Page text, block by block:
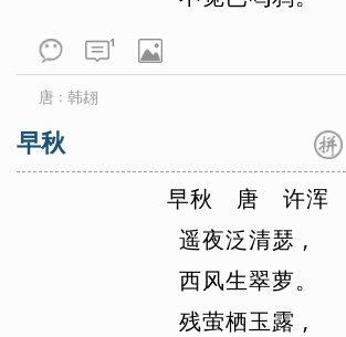
1
唐 ： 韩翃
早秋
早秋 唐 许浑
遥夜泛清瑟 ,
西风生翠萝。
残萤栖玉露 ,